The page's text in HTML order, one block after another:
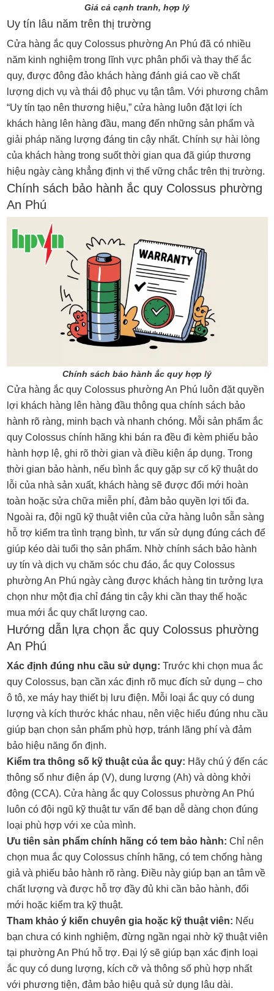
Giá cả cạnh tranh, hợp lý
Uy tín lâu năm trên thị trường
Cửa hàng ắc quy Colossus phường An Phú đã có nhiều
năm kinh nghiệm trong lĩnh vực phân phối và thay thế ắc
quy, được đông đảo khách hàng đánh giá cao về chất
lượng dịch vụ và thái độ phục vụ tận tâm. Với phương châm
“Uy tín tạo nên thương hiệu,” cửa hàng luôn đặt lợi ích
khách hàng lên hàng đầu, mang đến những sản phẩm và
giải pháp năng lượng đáng tin cậy nhất. Chính sự hài lòng
của khách hàng trong suốt thời gian qua đã giúp thương
hiệu ngày càng khẳng định vị thế vững chắc trên thị trường.
Chính sách bảo hành ắc quy Colossus phường
An Phú
Chính sách bảo hành ắc quy hợp lý
Cửa hàng ắc quy Colossus phường An Phú luôn đặt quyền
lợi khách hàng lên hàng đầu thông qua chính sách bảo
hành rõ ràng, minh bạch và nhanh chóng. Mỗi sản phẩm ắc
quy Colossus chính hãng khi bán ra đều đi kèm phiếu bảo
hành hợp lệ, ghi rõ thời gian và điều kiện áp dụng. Trong
thời gian bảo hành, nếu bình ắc quy gặp sự cố kỹ thuật do
lỗi của nhà sản xuất, khách hàng sẽ được đổi mới hoàn
toàn hoặc sửa chữa miễn phí, đảm bảo quyền lợi tối đa.
Ngoài ra, đội ngũ kỹ thuật viên của cửa hàng luôn sẵn sàng
hỗ trợ kiểm tra tình trạng bình, tư vấn sử dụng đúng cách để
giúp kéo dài tuổi thọ sản phẩm. Nhờ chính sách bảo hành
uy tín và dịch vụ chăm sóc chu đáo, ắc quy Colossus
phường An Phú ngày càng được khách hàng tin tưởng lựa
chọn như một địa chỉ đáng tin cậy khi cần thay thế hoặc
mua mới ắc quy chất lượng cao.
Hướng dẫn lựa chọn ắc quy Colossus phường
An Phú
Xác định đúng nhu cầu sử dụng: Trước khi chọn mua ắc
quy Colossus, bạn cần xác định rõ mục đích sử dụng – cho
ô tô, xe máy hay thiết bị lưu điện. Mỗi loại ắc quy có dung
lượng và kích thước khác nhau, nên việc hiểu đúng nhu cầu
giúp bạn chọn sản phẩm phù hợp, tránh lãng phí và đảm
bảo hiệu năng ổn định.
Kiểm tra thông số kỹ thuật của ắc quy: Hãy chú ý đến các
thông số như điện áp (V), dung lượng (Ah) và dòng khởi
động (CCA). Cửa hàng ắc quy Colossus phường An Phú
luôn có đội ngũ kỹ thuật tư vấn để bạn dễ dàng chọn đúng
loại phù hợp với xe của mình.
Ưu tiên sản phẩm chính hãng có tem bảo hành: Chỉ nên
chọn mua ắc quy Colossus chính hãng, có tem chống hàng
giả và phiếu bảo hành rõ ràng. Điều này giúp bạn an tâm về
chất lượng và được hỗ trợ đầy đủ khi cần bảo hành, đổi
mới hoặc kiểm tra kỹ thuật.
Tham khảo ý kiến chuyên gia hoặc kỹ thuật viên: Nếu
bạn chưa có kinh nghiệm, đừng ngần ngại nhờ kỹ thuật viên
tại phường An Phú hỗ trợ. Đại lý sẽ giúp bạn xác định loại
ắc quy có dung lượng, kích cỡ và thông số phù hợp nhất
với phương tiện, đảm bảo hiệu quả sử dụng lâu dài.